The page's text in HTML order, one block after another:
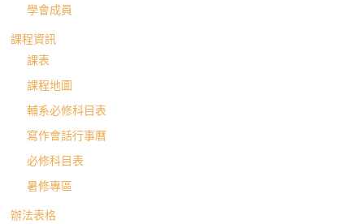
學會成員
課程資訊
課表
課程地圖
輔系必修科目表
寫作會話行事曆
必修科目表
暑修專區
辦法表格